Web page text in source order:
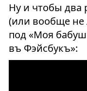
Ну и чтобы два
(или вообще не
под «Моя
въ Фэйсбукъ»: